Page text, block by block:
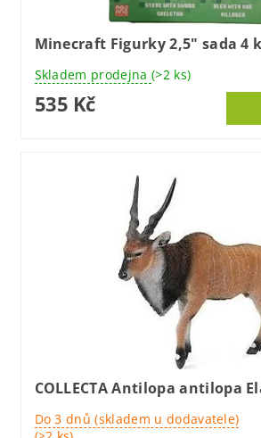
Minecraft Figurky 2,5" sada 4
Skladem prodejna (>2 ks)
535 Kč
COLLECTA Antilopa antilopa
Do 3 dnů (skladem u dodavatele)